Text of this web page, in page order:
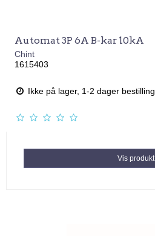
Automat 3P 6A B-kar 10kA
Chint
1615403
Ikke på lager, 1-2 dager bestilling
Vis produkt